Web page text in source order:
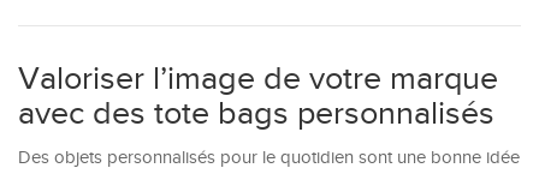
Valoriser l’image de votre marque
avec des tote bags personnalisés
Des objets personnalisés pour le quotidien sont une bonne idée